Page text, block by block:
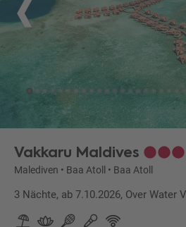
Vakkaru Maldives
Malediven • Baa Atoll • Baa Atoll
3 Nächte, ab 7.10.2026, Over Water